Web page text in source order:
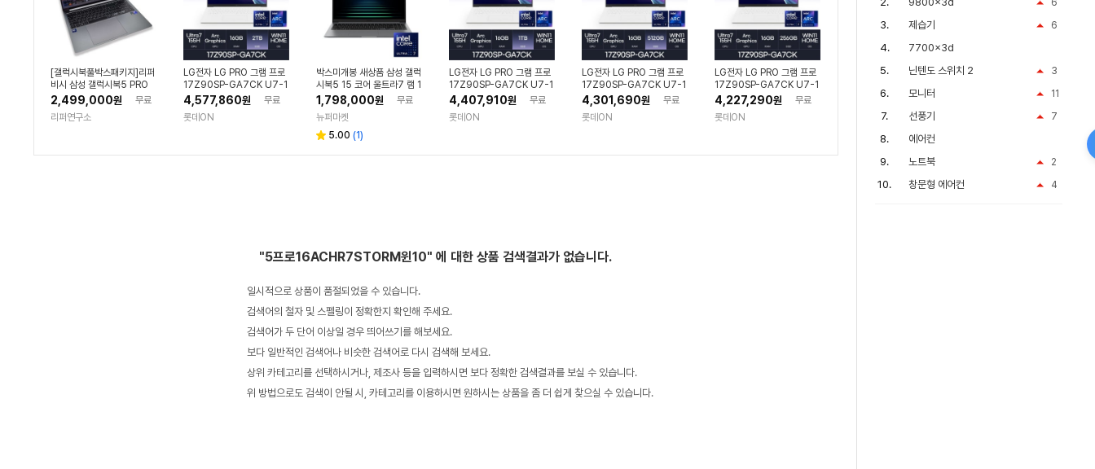
[갤럭시북풀박스패키지]리퍼
비시 삼성 갤럭시북5 PRO
Ultra7 RAM 32GB Arc 1
40T 16인치 리퍼 노트북
2,499,000원
무료
리퍼연구소
LG전자 LG PRO 그램 프로
17Z90SP-GA7CK U7-1
55H WQXGA Win11 ( D
5-16GB/ Nvme 2TB ) H
MC
4,577,860원
무료
롯데ON
박스미개봉 새상품 삼성 갤럭
시북5 15 코어 울트라7 램 1
6G SSD 512G 윈도우11
프로 NT751XHD
1,798,000원
무료
뉴퍼마켓
5.00 (1)
LG전자 LG PRO 그램 프로
17Z90SP-GA7CK U7-1
55H WQXGA Win11 ( D
5-16GB/ Nvme 1TB ) H
MC
4,407,910원
무료
롯데ON
LG전자 LG PRO 그램 프로
17Z90SP-GA7CK U7-1
55H WQXGA Win11 ( D
5-16GB/ Nvme 512GB )
HMC
4,301,690원
무료
롯데ON
LG전자 LG PRO 그램 프로
17Z90SP-GA7CK U7-1
55H WQXGA Win11 ( D
5-16GB/ Nvme 256GB
) HMC
4,227,290원
무료
롯데ON
"5프로16ACHR7STORM윈10" 에 대한 상품 검색결과가 없습니다.
일시적으로 상품이 품절되었을 수 있습니다.
검색어의 철자 및 스펠링이 정확한지 확인해 주세요.
검색어가 두 단어 이상일 경우 띄어쓰기를 해보세요.
보다 일반적인 검색어나 비슷한 검색어로 다시 검색해 보세요.
상위 카테고리를 선택하시거나, 제조사 등을 입력하시면 보다 정확한 검색결과를 보실 수 있습니다.
위 방법으로도 검색이 안될 시, 카테고리를 이용하시면 원하시는 상품을 좀 더 쉽게 찾으실 수 있습니다.
6
6
제습기
7700x3d
3
닌텐도 스위치 2
11
모니터
7
선풍기
에어컨
2
노트북
4
창문형 에어컨